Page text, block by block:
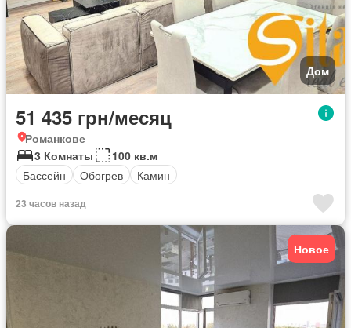
Дом
51 435 грн/месяц
Романкове
3 Комнаты
100 кв.м
Бассейн
Обогрев Камин
23 часов назад
Новое